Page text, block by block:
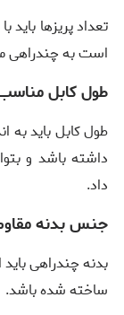
تعداد پریزها باید
است به چندراهی
طول کابل
طول کابل باید به
داشته باشد و
داد.
جنس بدنه
بدنه چندراهی
ساخته شده باشد.